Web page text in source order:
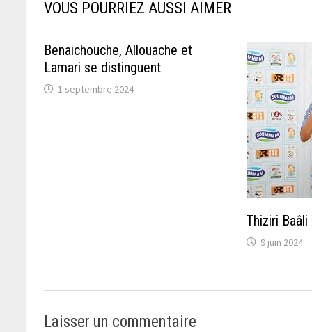
VOUS POURRIEZ AUSSI AIMER
Benaichouche, Allouache et
Lamari se distinguent
1 septembre 2024
Thiziri
9 juin 2024
Laisser un commentaire